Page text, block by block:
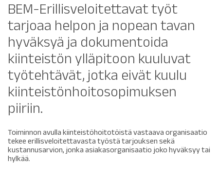
BEM-Erillisveloitettavat työt
tarjoaa helpon ja nopean tavan
hyväksyä ja dokumentoida
kiinteistön ylläpitoon kuuluvat
työtehtävät, jotka eivät kuulu
kiinteistönhoitosopimuksen
piiriin.
Toiminnon avulla kiinteistöhoitotöistä vastaava organisaatio
tekee erillisveloitettavasta työstä tarjouksen sekä
kustannusarvion, jonka asiakasorganisaatio joko hyväksyy tai
hylkää.